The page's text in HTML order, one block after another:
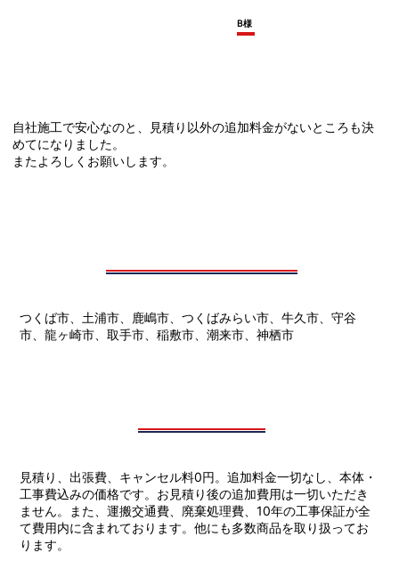
自社施工で安心なのと、見積り以外の追加料金がないところも決
めてになりました。
またよろしくお願いします。
B様
つくば市、土浦市、鹿嶋市、つくばみらい市、牛久市、守谷
市、龍ヶ崎市、取手市、稲敷市、潮来市、神栖市
見積り、出張費、キャンセル料0円。追加料金一切なし、本体・
工事費込みの価格です。お見積り後の追加費用は一切いただき
ません。また、運搬交通費、廃棄処理費、10年の工事保証が全
て費用内に含まれております。他にも多数商品を取り扱ってお
ります。